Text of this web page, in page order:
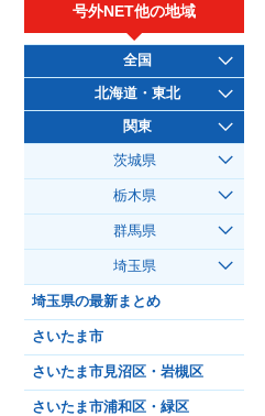
号外NET他の地域
全国
北海道・東北
関東
茨城県
栃木県
群馬県
埼玉県
埼玉県の最新まとめ
さいたま市
さいたま市見沼区・岩槻区
さいたま市浦和区・緑区